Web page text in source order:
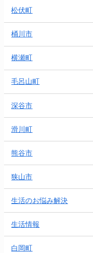
松伏町
桶川市
横瀬町
毛呂山町
深谷市
滑川町
熊谷市
狭山市
生活のお悩み解決
生活情報
白岡町